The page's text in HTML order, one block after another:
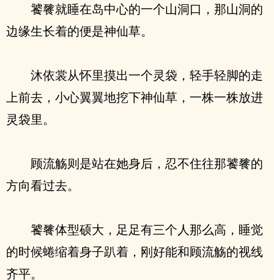
饕餮就睡在岛中心的一个山洞口，那山洞的
边缘生长着的便是神仙草。
沐依裳从怀里摸出一个灵袋，轻手轻脚的走
上前去，小心翼翼地挖下神仙草，一株一株放进
灵袋里。
顾流觞则是站在她身后，忍不住往那饕餮的
方向看过去。
饕餮体型硕大，足足有三个人那么高，睡觉
的时候蜷缩着身子趴着，刚好能和顾流觞的视线
齐平。